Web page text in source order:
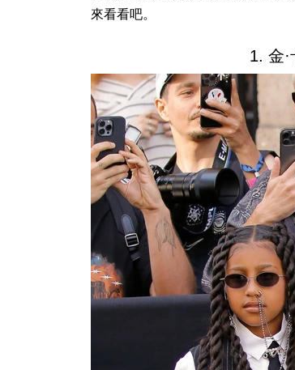
來看看吧。
1. 金